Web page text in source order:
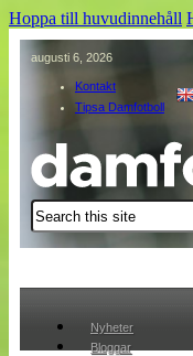
Hoppa till huvudinnehåll
augusti 6, 2026
Kontakt
Tipsa Damfotboll
Sök
Nyheter
Bloggar